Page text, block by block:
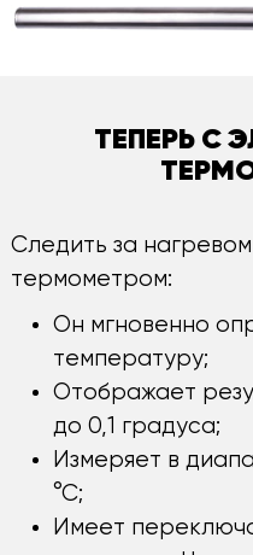
ТЕПЕРЬ С
Следить за
термометром:
Он мгновенно
температуру;
Отображает
до 0,1 градуса;
Измеряет в
°С;
Имеет